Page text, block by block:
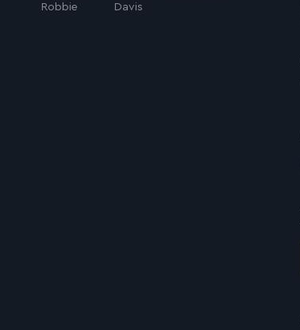
Robbie
Davis